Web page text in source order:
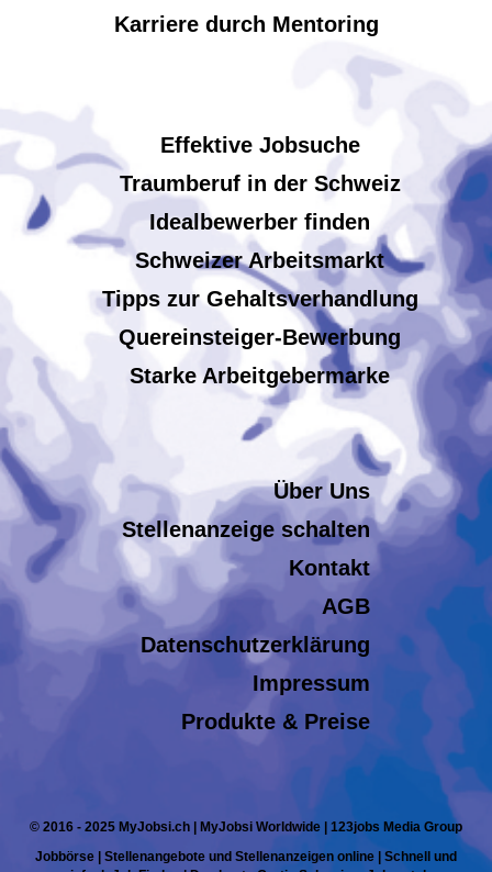
Karriere durch Mentoring
Effektive Jobsuche
Traumberuf in der Schweiz
Idealbewerber finden
Schweizer Arbeitsmarkt
Tipps zur Gehaltsverhandlung
Quereinsteiger-Bewerbung
Starke Arbeitgebermarke
Über Uns
Stellenanzeige schalten
Kontakt
AGB
Datenschutzerklärung
Impressum
Produkte & Preise
© 2016 - 2025 MyJobsi.ch | MyJobsi Worldwide | 123jobs Media Group
Jobbörse | Stellenangebote und Stellenanzeigen online | Schnell und